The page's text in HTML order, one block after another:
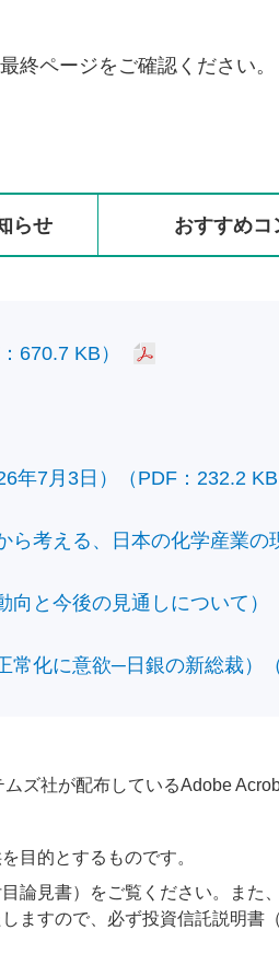
終ページをご確認ください。
らせ おすすめコ
670.7 KB）
年7月3日）（PDF：232.2 KB
考える、日本の化学産業の
と今後の見通しについて）
化に意欲─日銀の新総裁）
ズ社が配布しているAdobe
目的とするものです。
論見書）をご覧ください。ま
ますので、必ず投資信託説明